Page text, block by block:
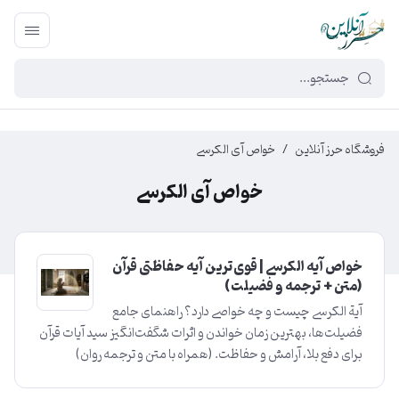
449f43cf-3da2-4422-bb12-2566cb5b8b05
فروشگاه حرز آنلاین / خواص آی الکرسی
خواص آی الکرسی
خواص آیه الکرسی | قوی‌ترین آیه حفاظتی قرآن
(متن + ترجمه و فضیلت)
آیة الکرسی چیست و چه خواصی دارد؟ راهنمای جامع
فضیلت‌ها، بهترین زمان خواندن و اثرات شگفت‌انگیز سید آیات قرآن
برای دفع بلا، آرامش و حفاظت. (همراه با متن و ترجمه روان)